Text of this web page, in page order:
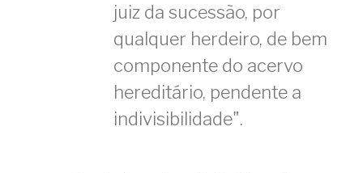
juiz da sucessão, por
qualquer herdeiro, de bem
componente do acervo
hereditário, pendente a
indivisibilidade".